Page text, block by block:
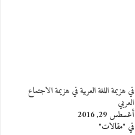
في هزيمة اللغة العربية في هزيمة الاجتماع
العربي
أغسطس 29, 2016
في "مقالات"